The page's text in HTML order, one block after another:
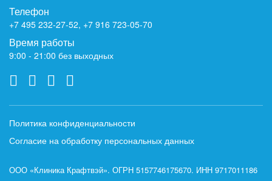
Телефон
+7 495 232-27-52, +7 916 723-05-70
Время работы
9:00 - 21:00 без выходных
Политика конфиденциальности
Согласие на обработку персональных данных
ООО «Клиника Крафтвэй». ОГРН 5157746175670. ИНН 9717011186